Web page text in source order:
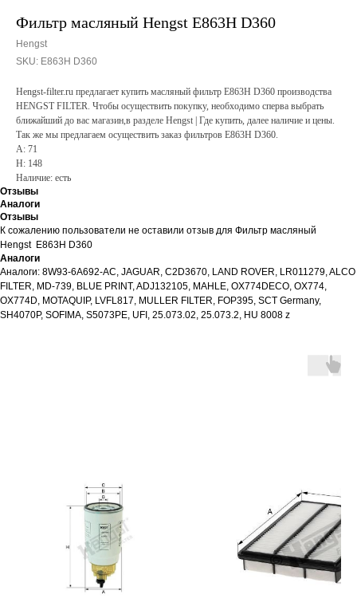
Фильтр масляный Hengst E863H D360
Hengst
SKU: E863H D360
Hengst-filter.ru предлагает купить масляный фильтр E863H D360 производства
HENGST FILTER. Чтобы осуществить покупку, необходимо сперва выбрать
ближайший до вас магазин,в разделе Hengst | Где купить, далее наличие и цены.
Так же мы предлагаем осуществить заказ фильтров E863H D360.
A: 71
H: 148
Наличие: есть
Отзывы
Аналоги
Отзывы
К сожалению пользователи не оставили отзыв для Фильтр масляный
Hengst E863H D360
Аналоги
Аналоги: 8W93-6A692-AC, JAGUAR, C2D3670, LAND ROVER, LR011279, ALCO
FILTER, MD-739, BLUE PRINT, ADJ132105, MAHLE, OX774DECO, OX774,
OX774D, MOTAQUIP, LVFL817, MULLER FILTER, FOP395, SCT Germany,
SH4070P, SOFIMA, S5073PE, UFI, 25.073.02, 25.073.2, HU 8008 z